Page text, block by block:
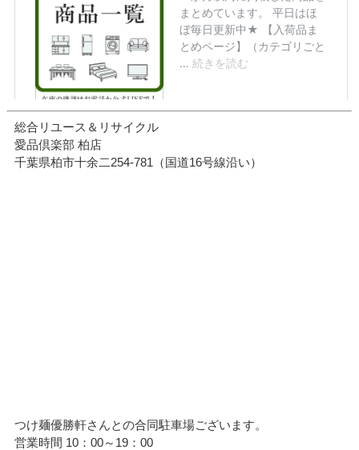
総合リユース＆リサイクル
愛品倶楽部 柏店
千葉県柏市十余二254-781（国道16号線沿い）
つけ麺優勝軒さんとの合同駐車場ございます。
営業時間 10：00～19：00